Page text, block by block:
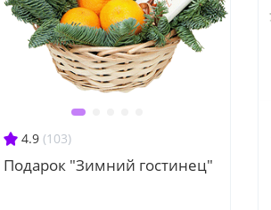
4.9 (103)
Подарок "Зимний гостинец"